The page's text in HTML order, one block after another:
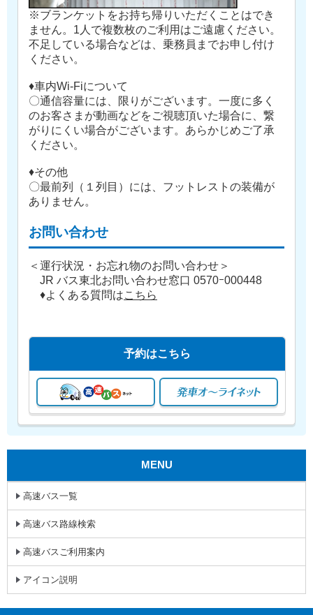
※ブランケットをお持ち帰りいただくことはでき
ません。1人で複数枚のご利用はご遠慮ください。
不足している場合などは、乗務員までお申し付け
ください。
♦車内Wi-Fiについて
〇通信容量には、限りがございます。一度に多く
のお客さまが動画などをご視聴頂いた場合に、繋
がりにくい場合がございます。あらかじめご了承
ください。
♦その他
〇最前列（１列目）には、フットレストの装備が
ありません。
お問い合わせ
＜運行状況・お忘れ物のお問い合わせ＞
JR バス東北お問い合わせ窓口 0570ｰ000448
♦よくある質問はこちら
予約はこちら
MENU
高速バス一覧
高速バス路線検索
高速バスご利用案内
アイコン説明